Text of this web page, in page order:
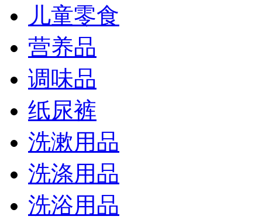
儿童零食
营养品
调味品
纸尿裤
洗漱用品
洗涤用品
洗浴用品